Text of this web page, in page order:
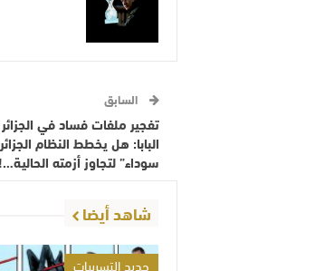
السابق
تفجير ملفات فساد في الجزائر
البابا: هل يخطط النظام
سوداء” لتجاوز أزمته
شاهد أيضا
جديد التسريبات